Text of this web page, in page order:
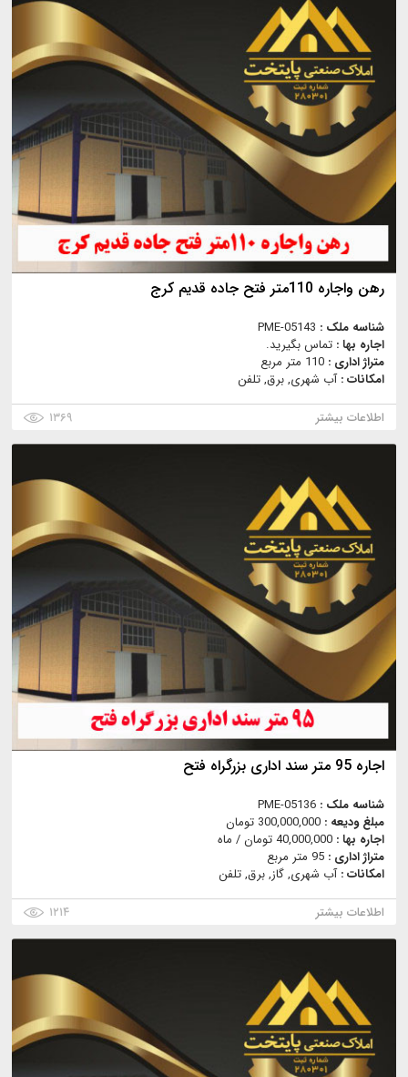
رهن واجاره 110متر فتح جاده قدیم کرج
شناسه ملک : PME-05143
اجاره بها : تماس بگیرید.
متراژ اداری : 110 متر مربع
امکانات :آب شهری, برق, تلفن
اطلاعات بیشتر
۱۳۶۹
اجاره 95 متر سند اداری بزرگراه فتح
شناسه ملک : PME-05136
مبلغ ودیعه : 300,000,000 تومان
اجاره بها : 40,000,000 تومان / ماه
متراژ اداری : 95 متر مربع
امکانات :آب شهری, گاز, برق, تلفن
اطلاعات بیشتر
۱۲۱۴